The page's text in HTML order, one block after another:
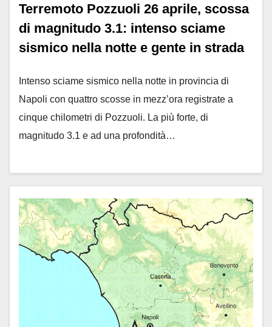
Terremoto Pozzuoli 26 aprile, scossa
di magnitudo 3.1: intenso sciame
sismico nella notte e gente in strada
Intenso sciame sismico nella notte in provincia di
Napoli con quattro scosse in mezz’ora registrate a
cinque chilometri di Pozzuoli. La più forte, di
magnitudo 3.1 e ad una profondità…